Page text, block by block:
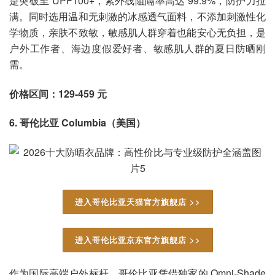
满。同时选用温和无刺激的冰感透气面料，不添加刺激性化
学物质，亲肤不致敏，敏感肌人群穿着也能安心无负担，是
户外工作者、海边度假爱好者、敏感肌人群的夏日防晒刚
需。
价格区间：129-459 元
6. 哥伦比亚 Columbia（美国）
进入哥伦比亚天猫官方旗舰店 >>
进入哥伦比亚京东官方旗舰店 >>